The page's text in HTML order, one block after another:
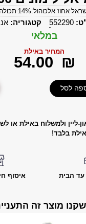
אחוז אלכוהול:14% תכולה: 700
552290 קטגוריה:
במלאי
המחיר באילת
‎54.00 ₪
לסל
ליין ולמשלוח באילת או
בלבד!
עד הבית איסוף
מוצר זה